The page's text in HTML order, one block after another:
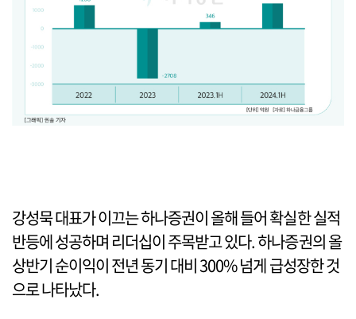
강성묵 대표가 이끄는 하나증권이 올해 들어 확실한 실적
반등에 성공하며 리더십이 주목받고 있다. 하나증권의 올
상반기 순이익이 전년 동기 대비 300% 넘게 급성장한 것
으로 나타났다.